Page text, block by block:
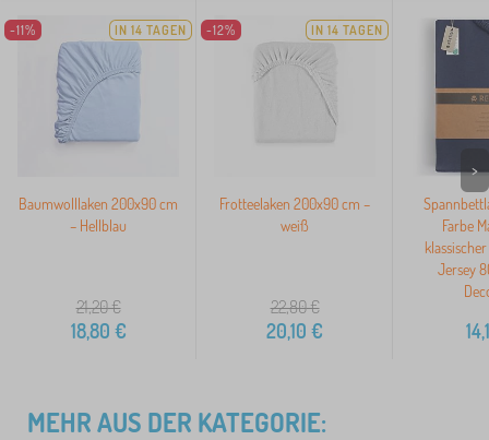
-11% IN 14 TAGEN
Baumwolllaken 200x90 cm
– Hellblau
21,20€
18,80 €
-12% IN 14 TAGEN
Frotteelaken 200x90 cm –
weiß
22,80€
20,10 €
Farbe
Jersey
>
MEHR AUS DER KATEGORIE: